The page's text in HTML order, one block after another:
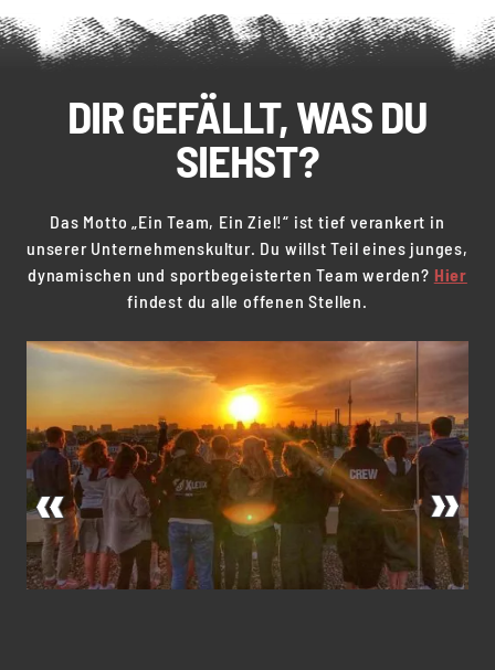
DIR GEFÄLLT, WAS DU
SIEHST?
Das Motto „Ein Team, Ein Ziel!“ ist tief verankert in
unserer Unternehmenskultur. Du willst Teil eines junges,
dynamischen und sportbegeisterten Team werden? Hier
findest du alle offenen Stellen.